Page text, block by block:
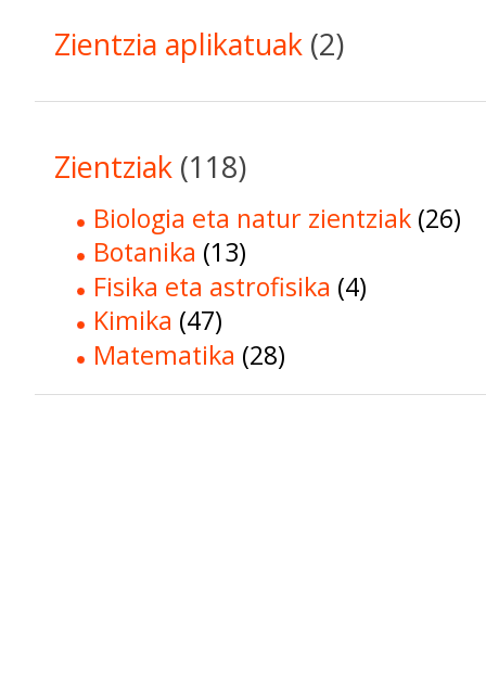
Zientzia aplikatuak (2)
Zientziak (118)
Biologia eta natur zientziak (26)
Botanika (13)
Fisika eta astrofisika (4)
Kimika (47)
Matematika (28)